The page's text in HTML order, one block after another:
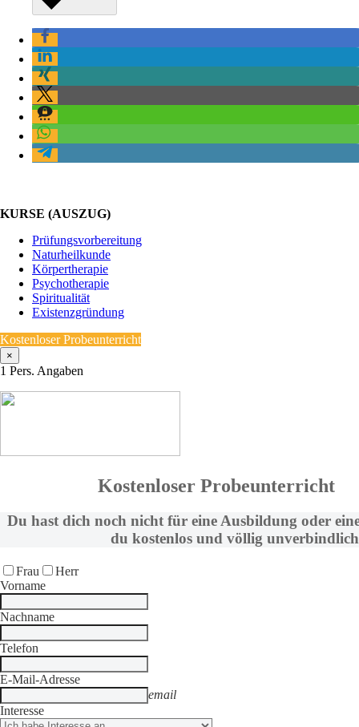
KURSE (AUSZUG)
Prüfungsvorbereitung
Naturheilkunde
Körpertherapie
Psychotherapie
Spiritualität
Existenzgründung
Kostenloser Probeunterricht
×
1 Pers. Angaben
Kostenloser Probeunterricht
Du hast dich noch nicht für eine Ausbildung oder
du kostenlos und völlig
Frau
Herr
Vorname
Nachname
Telefon
E-Mail-Adresse
email
Interesse